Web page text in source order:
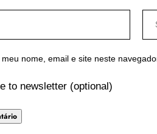
nome, email e site neste
to newsletter (optional)